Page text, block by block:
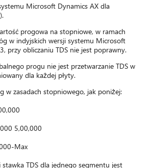
Microsoft Dynamics AX dla
progowa na stopniowe, w ramach
w indyjskich wersji systemu Microsoft
przy obliczaniu TDS nie jest poprawny.
progu nie jest przetwarzanie TDS w
dla każdej płyty.
w zasadach stopniowego, jak poniżej:
5,00,000
Max
stawka TDS dla jednego segmentu jest